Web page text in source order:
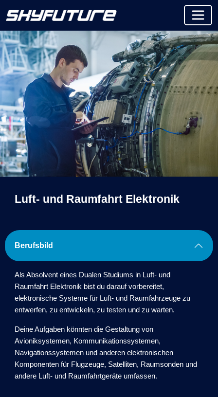
Luft- und Raumfahrt Elektronik
Berufsbild
Als Absolvent eines Dualen Studiums in Luft- und
Raumfahrt Elektronik bist du darauf vorbereitet,
elektronische Systeme für Luft- und Raumfahrzeuge zu
entwerfen, zu entwickeln, zu testen und zu warten.
Deine Aufgaben könnten die Gestaltung von
Avioniksystemen, Kommunikationssystemen,
Navigationssystemen und anderen elektronischen
Komponenten für Flugzeuge, Satelliten, Raumsonden und
andere Luft- und Raumfahrtgeräte umfassen.